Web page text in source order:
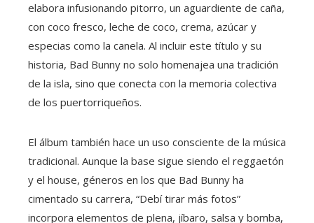
elabora infusionando pitorro, un aguardiente de caña,
con coco fresco, leche de coco, crema, azúcar y
especias como la canela. Al incluir este título y su
historia, Bad Bunny no solo homenajea una tradición
de la isla, sino que conecta con la memoria colectiva
de los puertorriqueños.
El álbum también hace un uso consciente de la música
tradicional. Aunque la base sigue siendo el reggaetón
y el house, géneros en los que Bad Bunny ha
cimentado su carrera, “Debí tirar más fotos”
incorpora elementos de plena, jíbaro, salsa y bomba,